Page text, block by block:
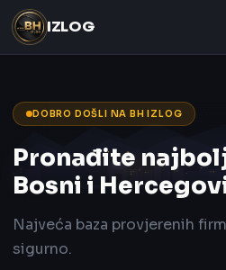
IZLOG
DOBRO DOŠLI NA BH IZLOG
Pronađite
Bosni i
Najveća baza provjerenih
sigurno.